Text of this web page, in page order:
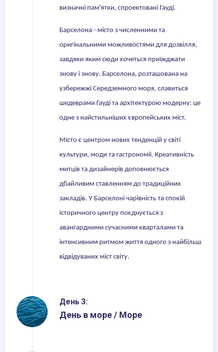
визначні пам'ятки, спроектовані Гауді.
Барселона - місто з численними та
оригінальними можливостями для дозвілля,
завдяки яким сюди хочеться приїжджати
знову і знову. Барселона, розташована на
узбережжі Середземного моря, славиться
шедеврами Гауді та архітектурою модерну: це
одне з найстильніших європейських міст.
Місто є центром нових тенденцій у світі
культури, моди та гастрономії. Креативність
митців та дизайнерів доповнюється
дбайливим ставленням до традиційних
закладів. У Барселоні чарівність та спокій
історичного центру поєднується з
авангардними сучасними кварталами та
інтенсивним ритмом життя одного з найбільш
відвідуваних міст світу.
День 3:
День в море / Море